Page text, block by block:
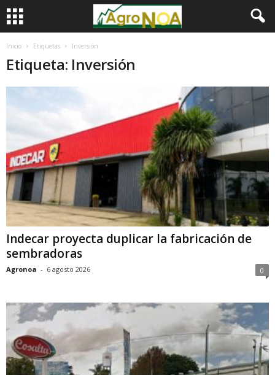
Inicio Etiquetas Inversión
Etiqueta: Inversión
Indecar proyecta duplicar la fabricación de
sembradoras
Agronoa - 6 agosto 2026 0